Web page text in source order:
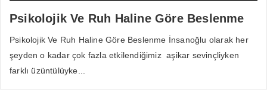
Psikolojik Ve Ruh Haline Göre Beslenme
Psikolojik Ve Ruh Haline Göre Beslenme İnsanoğlu olarak her
şeyden o kadar çok fazla etkilendiğimiz aşikar sevinçliyken
farklı üzüntülüyke...